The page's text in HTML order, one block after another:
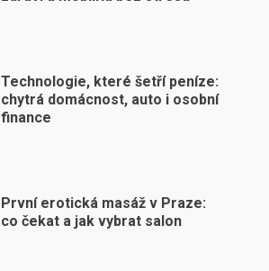
Technologie, které šetří peníze:
chytrá domácnost, auto i osobní
finance
První erotická masáž v Praze:
co čekat a jak vybrat salon